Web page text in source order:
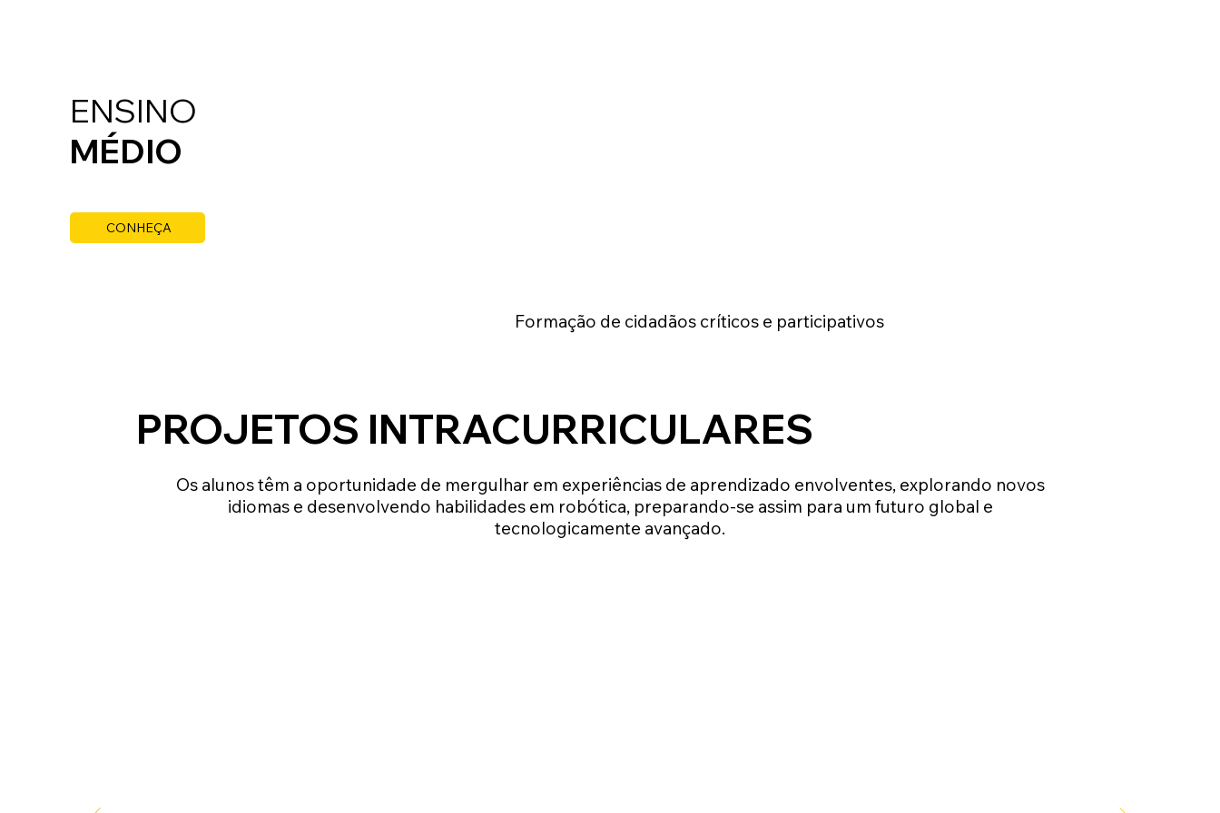
ENSINO
MÉDIO
CONHEÇA
Formação de cidadãos críticos e participativos
PROJETOS INTRACURRICULARES
Os alunos têm a oportunidade de mergulhar em experiências de aprendizado envolventes, explorando novos
idiomas e desenvolvendo habilidades em robótica, preparando-se assim para um futuro global e
tecnologicamente avançado.